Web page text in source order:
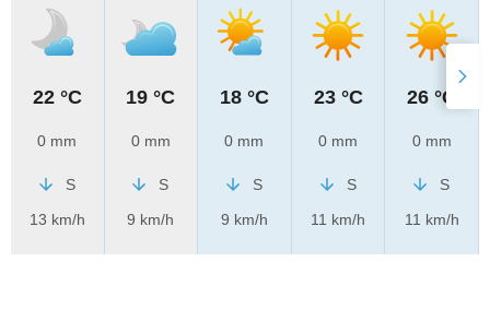
22 °C
0 mm
S
13 km/h
19 °C
0 mm
S
9 km/h
18 °C
0 mm
S
9 km/h
23 °C
0 mm
S
11 km/h
26 °C
0 mm
S
11 km/h